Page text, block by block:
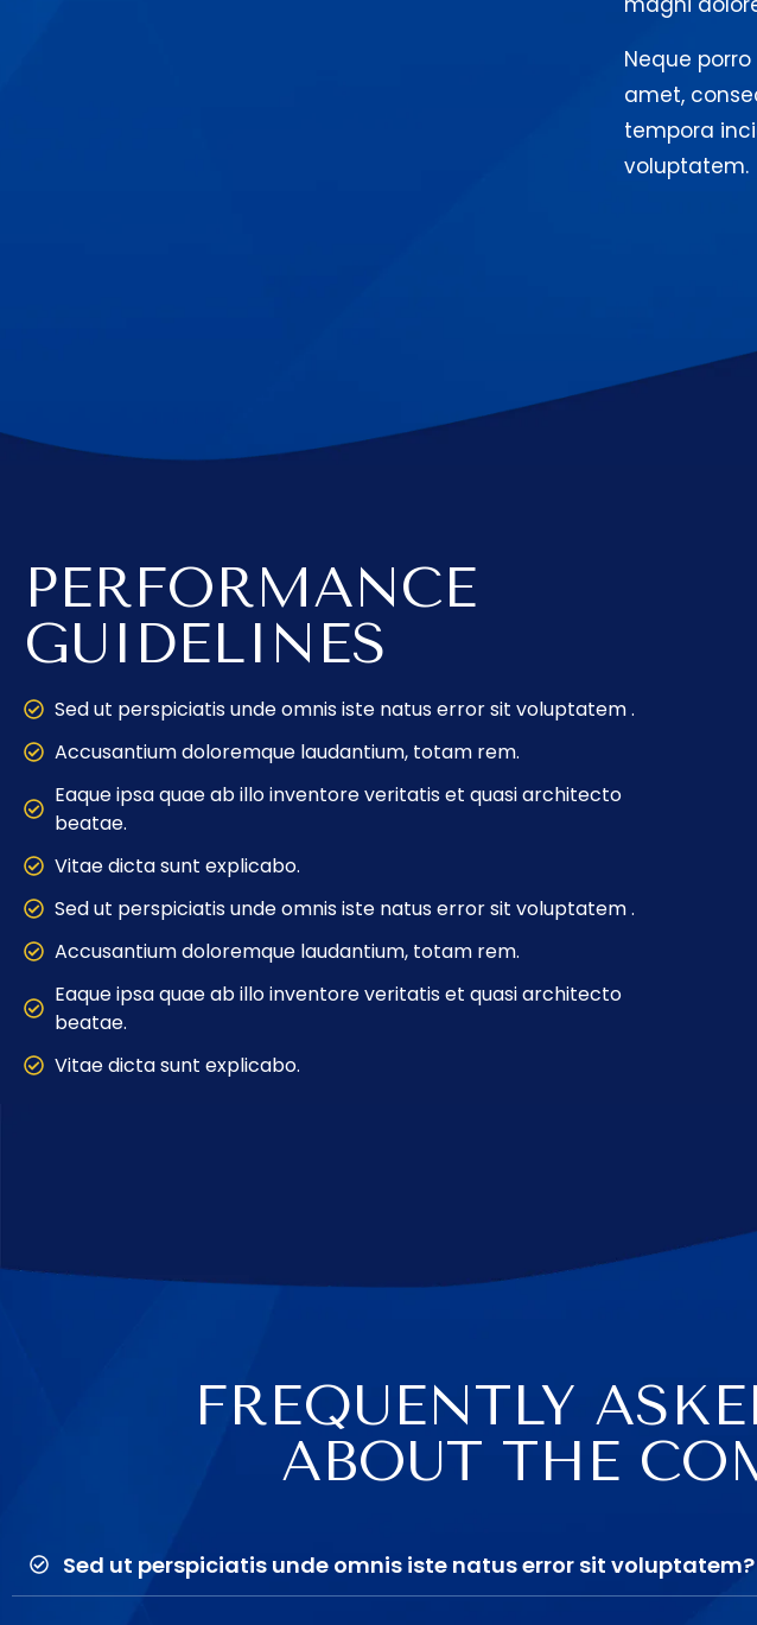
Neque
amet,
tempora
voluptatem.
PERFORMANCE
GUIDELINES
Sed ut perspiciatis unde omnis iste natus error sit voluptatem .
Accusantium doloremque laudantium, totam rem.
Eaque ipsa quae ab illo inventore veritatis et quasi architecto
beatae.
Vitae dicta sunt explicabo.
Sed ut perspiciatis unde omnis iste natus error sit voluptatem .
Accusantium doloremque laudantium, totam rem.
Eaque ipsa quae ab illo inventore veritatis et quasi architecto
beatae.
Vitae dicta sunt explicabo.
FREQUENTLY
ABOUT THE
Sed ut perspiciatis unde omnis iste natus error sit voluptatem?